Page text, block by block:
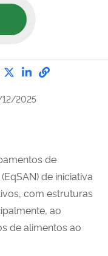
no
Compartilhe no
Compartilhe no
Compartilhe
12/2025
de
EqSAN) de iniciativa
com estruturas
ao
de alimentos ao